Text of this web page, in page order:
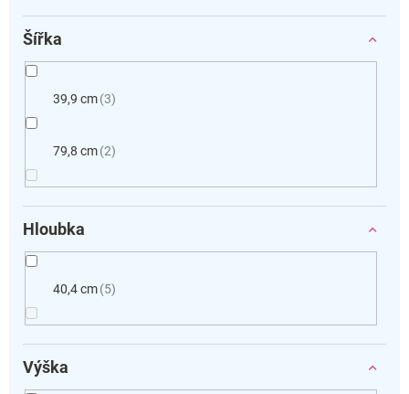
Šířka
39,9 cm 3
79,8 cm 2
Hloubka
40,4 cm 5
Výška